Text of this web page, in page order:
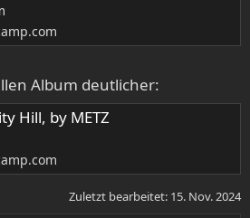
Album deutlicher:
Hill, by METZ
Zuletzt bearbeitet: 15. Nov. 2024